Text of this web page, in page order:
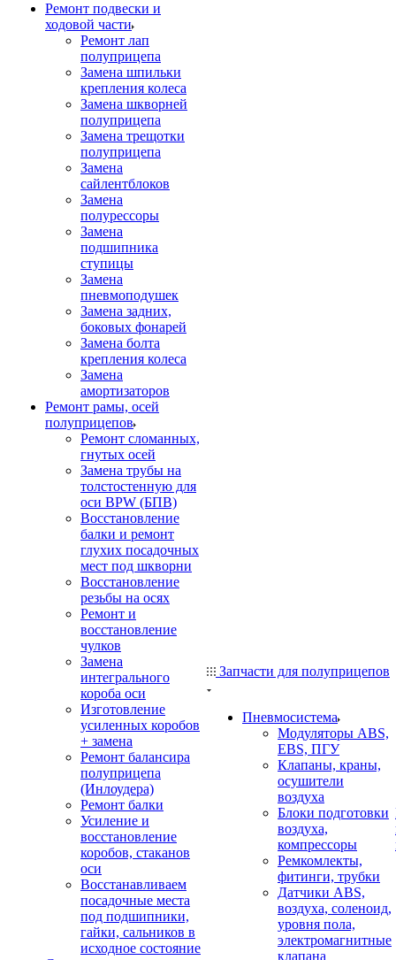
Ремонт подвески и
ходовой части
Ремонт лап
полуприцепа
Замена шпильки
крепления колеса
Замена шкворней
полуприцепа
Замена трещотки
полуприцепа
Замена
сайлентблоков
Замена
полурессоры
Замена
подшипника
ступицы
Замена
пневмоподушек
Замена задних,
боковых фонарей
Замена болта
крепления колеса
Замена
амортизаторов
Ремонт рамы, осей
полуприцепов
Ремонт сломанных,
гнутых осей
Замена трубы на
толстостенную для
оси BPW (БПВ)
Восстановление
балки и ремонт
глухих посадочных
мест под шкворни
Восстановление
резьбы на осях
Ремонт и
восстановление
чулков
Замена
интегрального
короба оси
Изготовление
усиленных коробов
+ замена
Ремонт балансира
полуприцепа
(Инлоудера)
Ремонт балки
Усиление и
восстановление
коробов, стаканов
оси
Восстанавливаем
посадочные места
под подшипники,
гайки, сальников в
исходное состояние
Запчасти для полуприцепов
Пневмосистема
Модуляторы ABS,
EBS, ПГУ
Клапаны, краны,
осушители
воздуха
Блоки подготовки
воздуха,
компрессоры
Ремкомлекты,
фитинги, трубки
Датчики ABS,
воздуха, соленоид,
уровня пола,
электромагнитные
клапана